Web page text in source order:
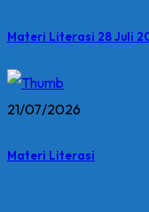
Materi Literasi 28 Juli
21/07/2026
Materi Literasi